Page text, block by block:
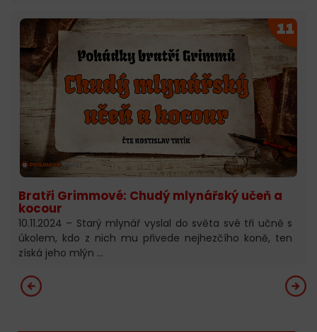
Bratři Grimmové: Chudý mlynářský učeň a
kocour
10.11.2024 – Starý mlynář vyslal do světa své tři učně s
úkolem, kdo z nich mu přivede nejhezčího koně, ten
získá jeho mlýn …